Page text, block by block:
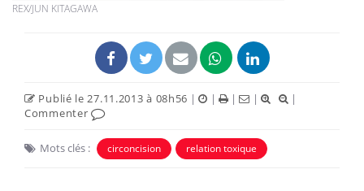
REX/JUN KITAGAWA
Publié le 27.11.2013 à 08h56 | | | |
|
Commenter
Mots clés : circoncision relation toxique